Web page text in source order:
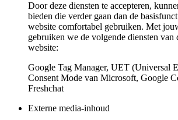
Door deze diensten te accepteren,
bieden die verder gaan dan de
website comfortabel gebruiken. Met
gebruiken we de volgende diensten van
website:
Google Tag Manager, UET (Universal
Consent Mode van Microsoft, Google
Freshchat
Externe media-inhoud